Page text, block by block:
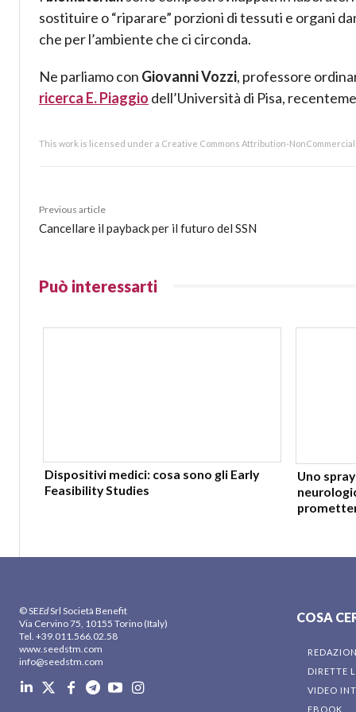
sostituire o “riparare” porzioni di tessuti e organi
che per l’ambiente che ci circonda.
Ne parliamo con Giovanni Vozzi, professore
ricerca E. Piaggio dell’Università di Pisa,
This work is licensed under a Creative Commons Attribution-
Previous article
Cancellare il payback per il futuro del SSN
Può interessarti
Dispositivi medici: cosa sono gli Early
Feasibility Studies
Uno
© SEEdSrl Società Benefit
Via Cervino 75, 10155 Torino (Italy)
Tel. +39.011.566.02.58
www.seedstm.com
info@seedstm.com
COSA
DIRETTE
VIDEO
EBOOK